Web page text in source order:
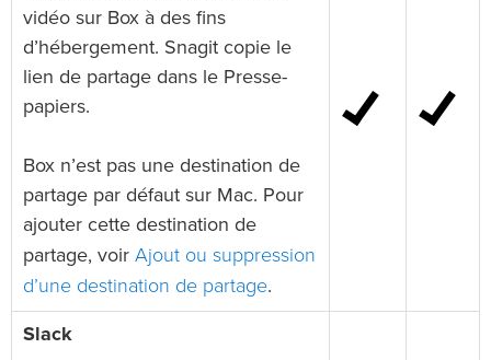
vidéo sur Box à des fins
d’hébergement. Snagit copie le
lien de partage dans le Presse-
papiers.
Box n’est pas une destination de
partage par défaut sur Mac. Pour
ajouter cette destination de
partage, voir Ajout ou suppression
d’une destination de partage.
Slack